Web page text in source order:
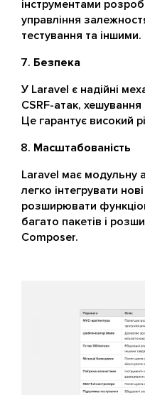
інструментами
управління
тестування та іншими.
Безпека
У Laravel є надійні
CSRF-атак, хешування
Це гарантує високий
Масштабованість
Laravel має модульну
легко інтегрувати
розширювати
багато пакетів і
Composer.